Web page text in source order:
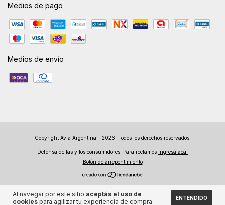
Al navegar por este sitio aceptás el uso de
cookies para agilizar tu experiencia de compra. ENTENDIDO
Medios de pago
Medios de envío
Copyright Avia Argentina - 2026. Todos los derechos reservados.
Defensa de las y los consumidores. Para reclamos ingresá acá.
Botón de arrepentimiento